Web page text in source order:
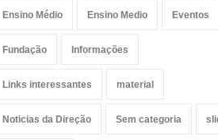
Ensino Médio Ensino Medio Eventos
Fundação Informações
Links interessantes material
Noticias da Direção Sem categoria